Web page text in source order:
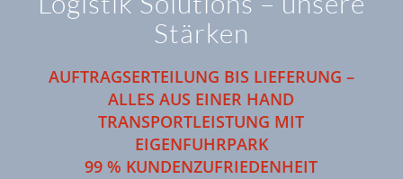
Stärken
AUFTRAGSERTEILUNG BIS LIEFERUNG –
ALLES AUS EINER HAND
TRANSPORTLEISTUNG MIT
EIGENFUHRPARK
99 % KUNDENZUFRIEDENHEIT